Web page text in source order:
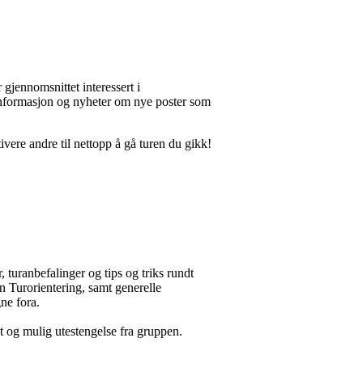
interessert i
og nyheter om nye poster som
andre til nettopp å gå turen du gikk!
turanbefalinger og tips og triks rundt
Turorientering, samt generelle
fora.
mulig utestengelse fra gruppen.